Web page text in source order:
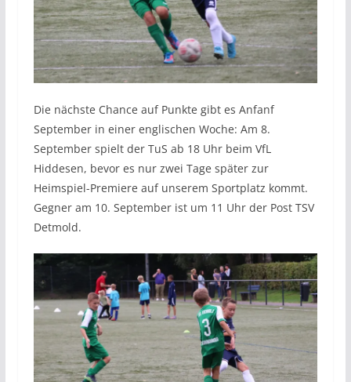
Die nächste Chance auf Punkte gibt es Anfanf
September in einer englischen Woche: Am 8.
September spielt der TuS ab 18 Uhr beim VfL
Hiddesen, bevor es nur zwei Tage später zur
Heimspiel-Premiere auf unserem Sportplatz kommt.
Gegner am 10. September ist um 11 Uhr der Post TSV
Detmold.